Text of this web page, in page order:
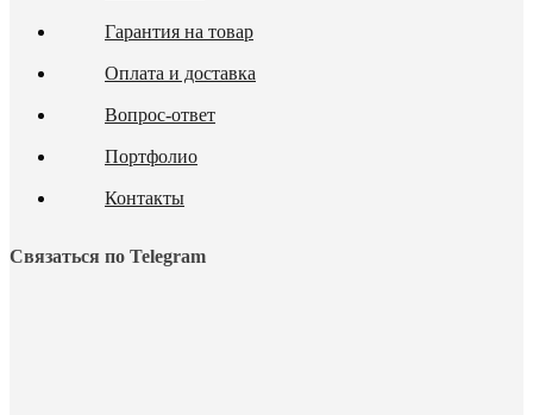
Гарантия на товар
Оплата и доставка
Вопрос-ответ
Портфолио
Контакты
Связаться по Telegram